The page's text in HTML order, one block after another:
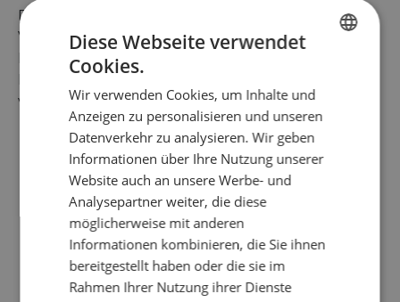
Der ECF wurde 1983 von 12 Fahrradfahrer-
Vereinigungen gegründet. Inzwischen hat er 70
Mitgliedsorganisationen, die mehr als eine halbe
vertreten. Der ECF steht für:
Förderung des Radverkehrs in ganz Europa
und im Ausland;
Verbesserung der Fahrradpolitik auf
europäischer Ebene;
Förderung des Radtourismus als nachhaltiger
Wirtschaftsfaktor;
Förderung von umweltfreundlicher Mobilität;
Förderung des Radfahrens als
FRENCH
Diese Webseite verwendet
Cookies.
Wir verwenden Cookies, um Inhalte und
Anzeigen zu personalisieren und unseren
Datenverkehr zu analysieren. Wir geben
Informationen über Ihre Nutzung unserer
Website auch an unsere Werbe- und
Analysepartner weiter, die diese
möglicherweise mit anderen
Informationen kombinieren, die Sie ihnen
bereitgestellt haben oder die sie im
Rahmen Ihrer Nutzung ihrer Dienste